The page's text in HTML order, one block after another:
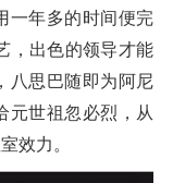
一年多的时间便完
，出色的领导才能
八思巴随即为阿尼
元世祖忽必烈，从
效力。